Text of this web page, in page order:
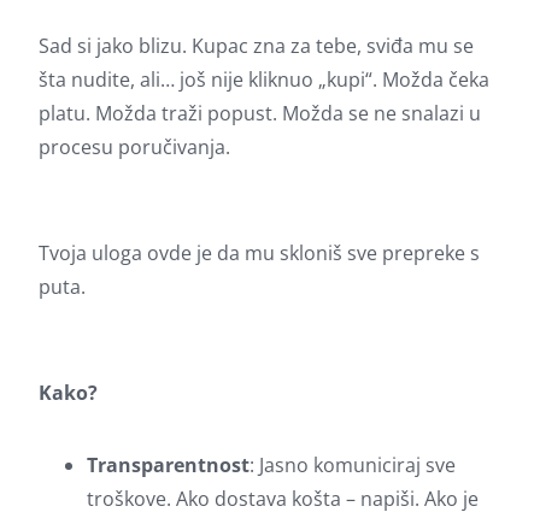
Sad si jako blizu. Kupac zna za tebe, sviđa mu se
šta nudite, ali… još nije kliknuo „kupi“. Možda čeka
platu. Možda traži popust. Možda se ne snalazi u
procesu poručivanja.
Tvoja uloga ovde je da mu skloniš sve prepreke s
puta.
Kako?
Transparentnost: Jasno komuniciraj sve
troškove. Ako dostava košta – napiši. Ako je